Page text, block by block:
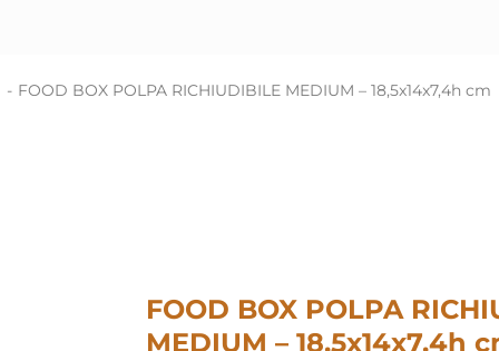
- FOOD BOX POLPA RICHIUDIBILE MEDIUM – 18,5x14x7,4h cm
FOOD BOX POLPA
MEDIUM – 18,5x14x7,4h